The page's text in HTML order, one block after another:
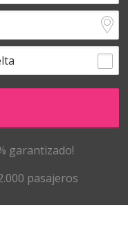
garantizado!
pasajeros